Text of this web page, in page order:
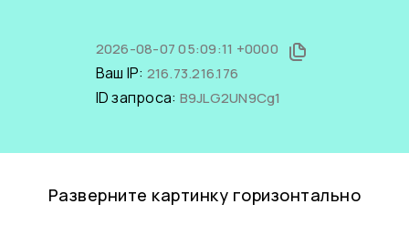
2026-08-07 05:09:11 +0000
Ваш IP: 216.73.216.176
ID запроса: B9JLG2UN9Cg1
Разверните картинку горизонтально